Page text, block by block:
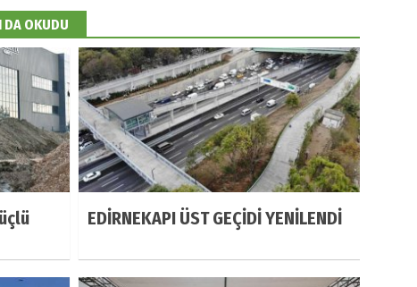
DA OKUDU
EDİRNEKAPI ÜST GEÇİDİ YENİLENDİ